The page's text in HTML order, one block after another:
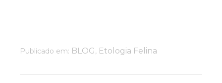
Publicado em: BLOG, Etologia Felina